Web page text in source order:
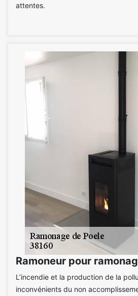
attentes.
Ramoneur pour
L’incendie et la production de la
inconvénients du non